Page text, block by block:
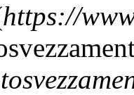
https://